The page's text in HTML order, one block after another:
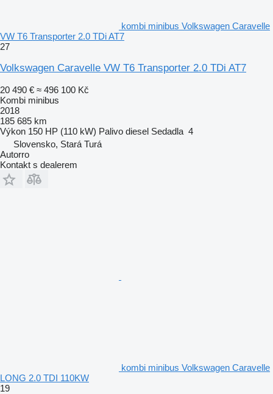
kombi minibus Volkswagen Caravelle
VW T6 Transporter 2.0 TDi AT7
27
Volkswagen Caravelle VW T6 Transporter 2.0 TDi AT7
20 490 € ≈ 496 100 Kč
Kombi minibus
2018
185 685 km
Výkon 150 HP (110 kW) Palivo diesel Sedadla 4
Slovensko, Stará Turá
Autorro
Kontakt s dealerem
kombi minibus Volkswagen Caravelle
LONG 2.0 TDI 110KW
19